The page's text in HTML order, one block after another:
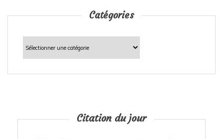
Catégories
Catégories
Citation du jour